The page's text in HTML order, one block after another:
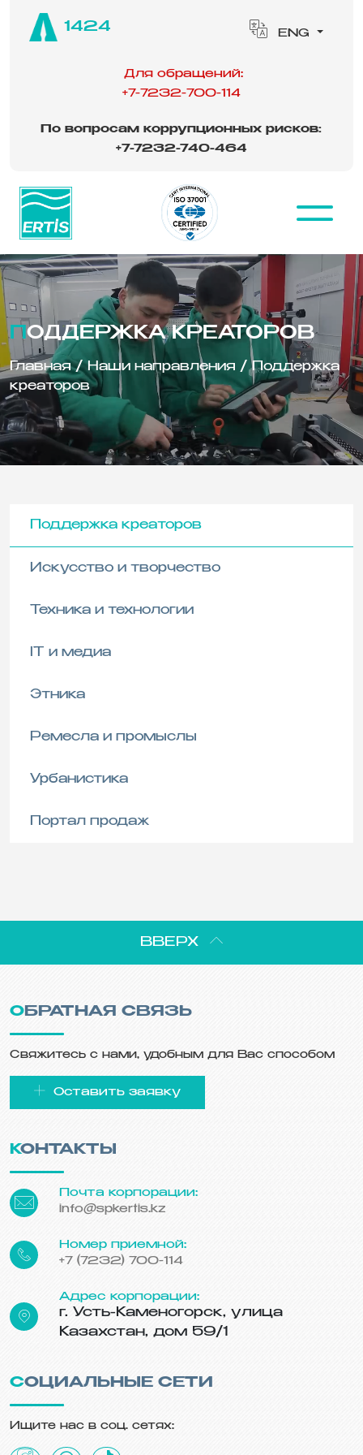
1424 ENG
Для обращений:
+7-7232-700-114
По вопросам коррупционных рисков:
+7-7232-740-464
ПОДДЕРЖКА КРЕАТОРОВ
Главная/Наши направления / Поддержка
креаторов
Поддержка креаторов
Искусство и творчество
Техника и технологии
IT и медиа
Этника
Ремесла и промыслы
Урбанистика
Портал продаж
ВВЕРХ
ОБРАТНАЯ СВЯЗЬ
Свяжитесь с нами, удобным для Вас способом
Оставить заявку
КОНТАКТЫ
Почта корпорации:
info@spkertis.kz
Номер приемной:
+7 (7232) 700-114
Адрес корпорации:
г. Усть-Каменогорск, улица
Казахстан, дом 59/1
СОЦИАЛЬНЫЕ СЕТИ
Ищите нас в соц. сетях: